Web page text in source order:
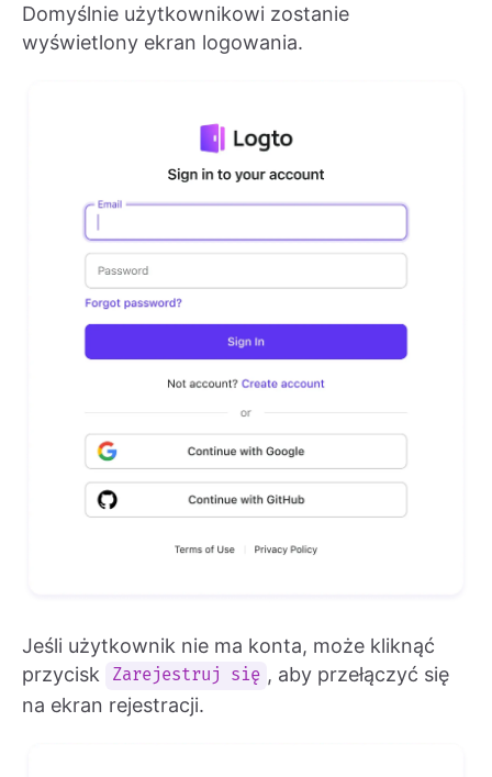
Domyślnie użytkownikowi zostanie
wyświetlony ekran logowania.
Jeśli użytkownik nie ma konta, może kliknąć
przycisk
Zarejestruj się , aby przełączyć się
na ekran rejestracji.